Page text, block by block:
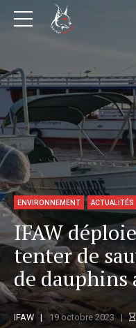
ENVIRONNEMENT ACTUALITÉS
IFAW
tenter de
de dauphins
IFAW 19 octobre 2023